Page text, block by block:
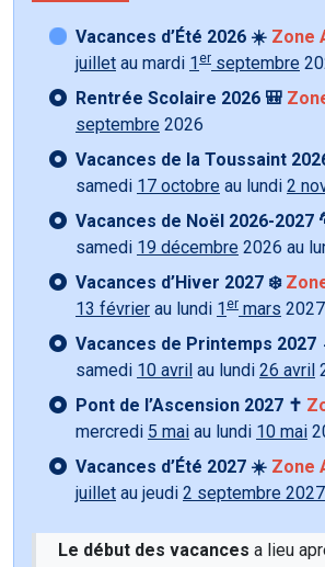
Vacances d’Été 2026 ☀️ Zone
juillet au mardi 1 er septembre
Rentrée Scolaire 2026 🎒
septembre 2026
Vacances de la Toussaint
samedi 17 octobre au lundi 2
Vacances de Noël 2026-2027
samedi 19 décembre 2026 au
Vacances d’Hiver 2027 ❄️
13 février au lundi 1 er mars 2027
Vacances de Printemps 2027
samedi 10 avril au lundi 26 avril
Pont de l’Ascension 2027 ✝️
mercredi 5 mai au lundi 10 mai
Vacances d’Été 2027 ☀️ Zone
juillet au jeudi 2 septembre 2027
Le début des vacances a lieu